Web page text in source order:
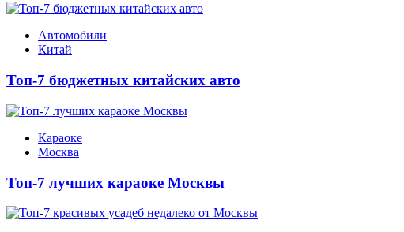
Автомобили
Китай
Топ-7 бюджетных китайских авто
Караоке
Москва
Топ-7 лучших караоке Москвы